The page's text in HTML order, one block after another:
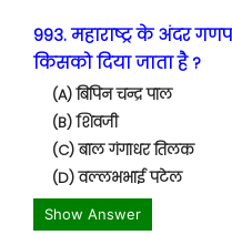
993. महाराष्ट्र के अंदर
किसको दिया जाता है ?
(A) बिपिन चन्द्र पाल
(B) शिवजी
(C) बाल गंगाधर तिलक
(D) वल्लभभाई पटेल
Show Answer